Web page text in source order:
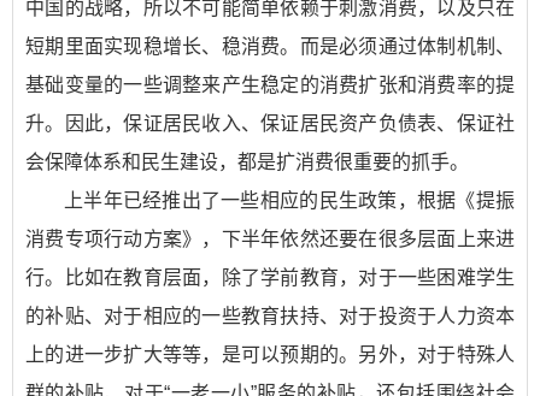
中国的战略，所以不可能简单依赖于刺激消费，以及只在
短期里面实现稳增长、稳消费。而是必须通过体制机制、
基础变量的一些调整来产生稳定的消费扩张和消费率的提
升。因此，保证居民收入、保证居民资产负债表、保证社
会保障体系和民生建设，都是扩消费很重要的抓手。
上半年已经推出了一些相应的民生政策，根据《提振
消费专项行动方案》，下半年依然还要在很多层面上来进
行。比如在教育层面，除了学前教育，对于一些困难学生
的补贴、对于相应的一些教育扶持、对于投资于人力资本
上的进一步扩大等等，是可以预期的。另外，对于特殊人